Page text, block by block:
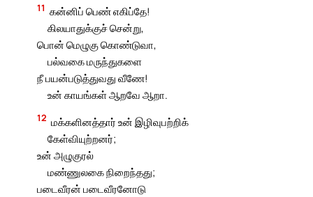
11 கன்னிப் பெண் எகிப்தே!
கிலயாதுக்குச் சென்று,
பொன் மெழுகு கொண்டுவா,
பல்வகை மருந்துகளை
நீ பயன்படுத்துவது வீணே!
உன் காயங்கள் ஆறவே ஆறா.
12 மக்களினத்தார் உன் இழிவுபற்றிக்
கேள்வியுற்றனர்;
உன் அழுகுரல்
மண்ணுலகை நிறைந்தது;
படைவீரன் படைவீரனோடு